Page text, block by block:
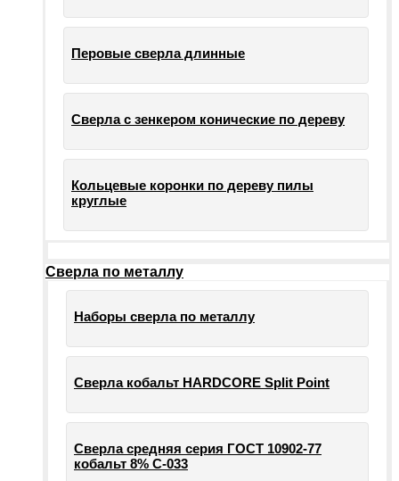
Перовые сверла длинные
Сверла с зенкером конические по дереву
Кольцевые коронки по дереву пилы
круглые
Сверла по металлу
Наборы сверла по металлу
Сверла кобальт HARDCORE Split Point
Сверла средняя серия ГОСТ 10902-77
кобальт 8% С-033